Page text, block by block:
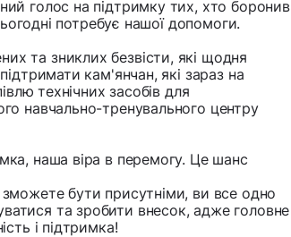
голос на підтримку тих, хто боронив
потребує нашої допомоги.
та зниклих безвісти, які щодня
кам'янчан, які зараз на
технічних засобів для
навчально-тренувального центру
наша віра в перемогу. Це шанс
бути присутніми, ви все одно
та зробити внесок, адже головне
і підтримка!